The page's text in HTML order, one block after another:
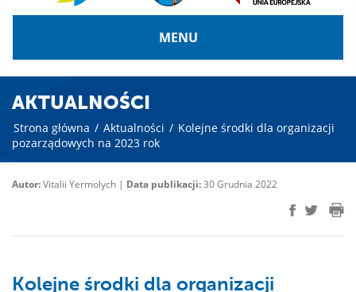
MENU
AKTUALNOŚCI
Strona główna / Aktualności / Kolejne środki dla organizacji
pozarządowych na 2023 rok
Autor:Vitalii Yermolych | Data publikacji:30 Grudnia 2022
Kolejne środki dla organizacji